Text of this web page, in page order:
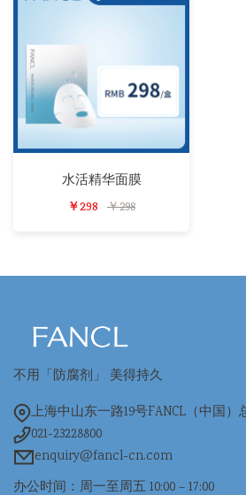
水活精华面膜
￥298 ￥298
不用「防腐剂」 美得持久
上海中山东一路19号FANCL（中国）
021-23228800
enquiry@fancl-cn.com
办公时间：周一至周五 10:00 – 17:00